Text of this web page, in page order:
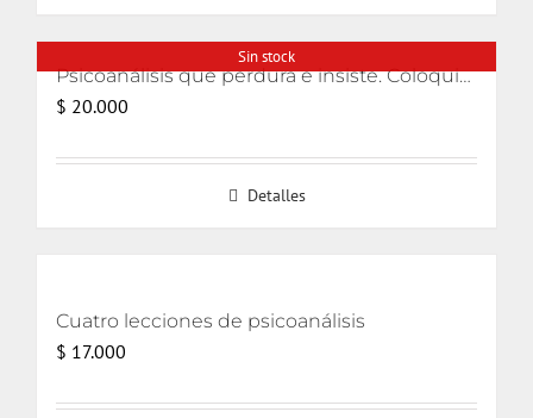
Sin stock
Psicoanálisis que perdura e insiste. Coloquios lacanianos 2008-2010 PLUS-ALI
$ 20.000
Detalles
Cuatro lecciones de psicoanálisis
$ 17.000